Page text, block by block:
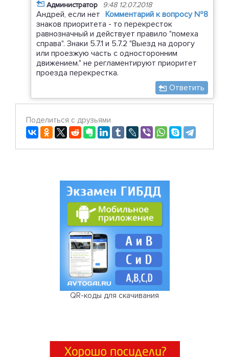
Администратор 9:48 12.07.2018
Комментарий к вопросу №8
Андрей, если нет
знаков приоритета - то перекресток
равнозначный и действует правило "помеха
справа". Знаки 5.7.1 и 5.7.2 "Выезд на дорогу
или проезжую часть с односторонним
движением." не регламентируют приоритет
проезда перекрестка.
Ответить
Поделиться с друзьями
QR-коды для скачивания